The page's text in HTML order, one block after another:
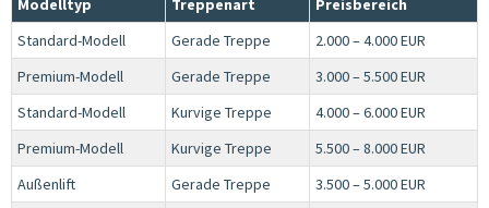
Modelltyp Treppenart
Preisbereich
Standard-Modell
Gerade Treppe
2.000 – 4.000 EUR
Premium-Modell
Gerade Treppe
3.000 – 5.500 EUR
Standard-Modell
Kurvige Treppe
4.000 – 6.000 EUR
Premium-Modell
Kurvige Treppe
5.500 – 8.000 EUR
Außenlift
Gerade Treppe
3.500 – 5.000 EUR